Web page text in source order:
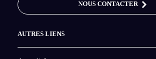
NOUS CONTACTER
AUTRES LIENS